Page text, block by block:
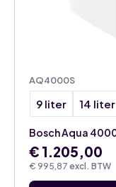
AQ4000S
€ 995,87 excl. BTW
9 liter 14 liter
Bosch Aqua
€ 1.205,00